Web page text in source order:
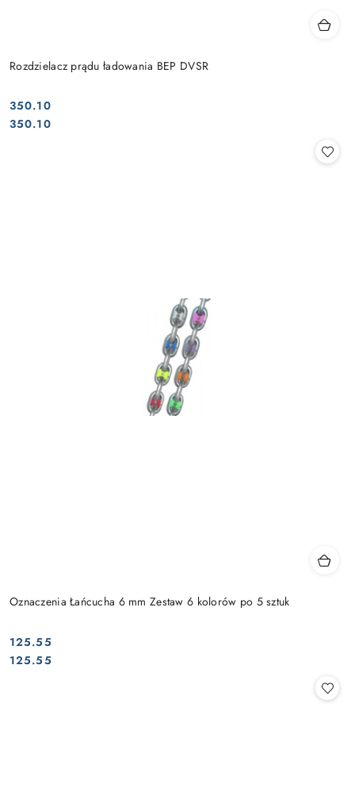
Rozdzielacz prądu ładowania BEP DVSR
Cena:
350.10
Cena:
350.10
Oznaczenia Łańcucha 6 mm Zestaw 6 kolorów po 5 sztuk
Cena:
125.55
Cena:
125.55